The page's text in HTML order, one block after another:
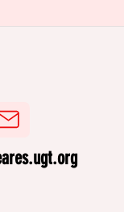
per edat en